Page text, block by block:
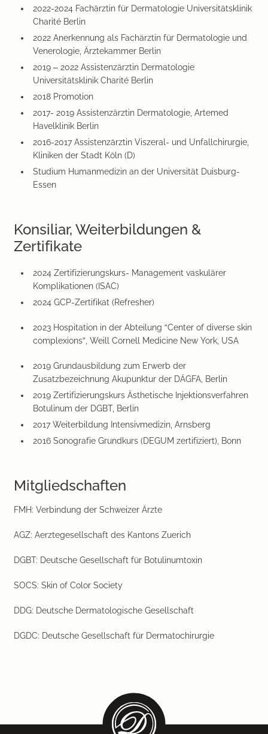
2022-2024 Fachärztin für Dermatologie Universitätsklinik
Charité Berlin
2022 Anerkennung als Fachärztin für Dermatologie und
Venerologie, Ärztekammer Berlin
2019 – 2022 Assistenzärztin Dermatologie
Universitätsklinik Charité Berlin
2018 Promotion
2017- 2019 Assistenzärztin Dermatologie, Artemed
Havelklinik Berlin
2016-2017 Assistenzärztin Viszeral- und Unfallchirurgie,
Kliniken der Stadt Köln (D)
Studium Humanmedizin an der Universität Duisburg-
Essen
Konsiliar, Weiterbildungen &
Zertifikate
2024 Zertifizierungskurs- Management vaskulärer
Komplikationen (ISAC)
2024 GCP-Zertifikat (Refresher)
2023 Hospitation in der Abteilung “Center of diverse skin
complexions”, Weill Cornell Medicine New York, USA
2019 Grundausbildung zum Erwerb der
Zusatzbezeichnung Akupunktur der DÄGFA, Berlin
2019 Zertifizierungskurs Ästhetische Injektionsverfahren
Botulinum der DGBT, Berlin
2017 Weiterbildung Intensivmedizin, Arnsberg
2016 Sonografie Grundkurs (DEGUM zertifiziert), Bonn
Mitgliedschaften
FMH: Verbindung der Schweizer Ärzte
AGZ: Aerztegesellschaft des Kantons Zuerich
DGBT: Deutsche Gesellschaft für Botulinumtoxin
SOCS: Skin of Color Society
DDG: Deutsche Dermatologische Gesellschaft
DGDC: Deutsche Gesellschaft für Dermatochirurgie